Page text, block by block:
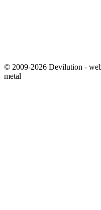
© 2009-2026 Devilution -
metal